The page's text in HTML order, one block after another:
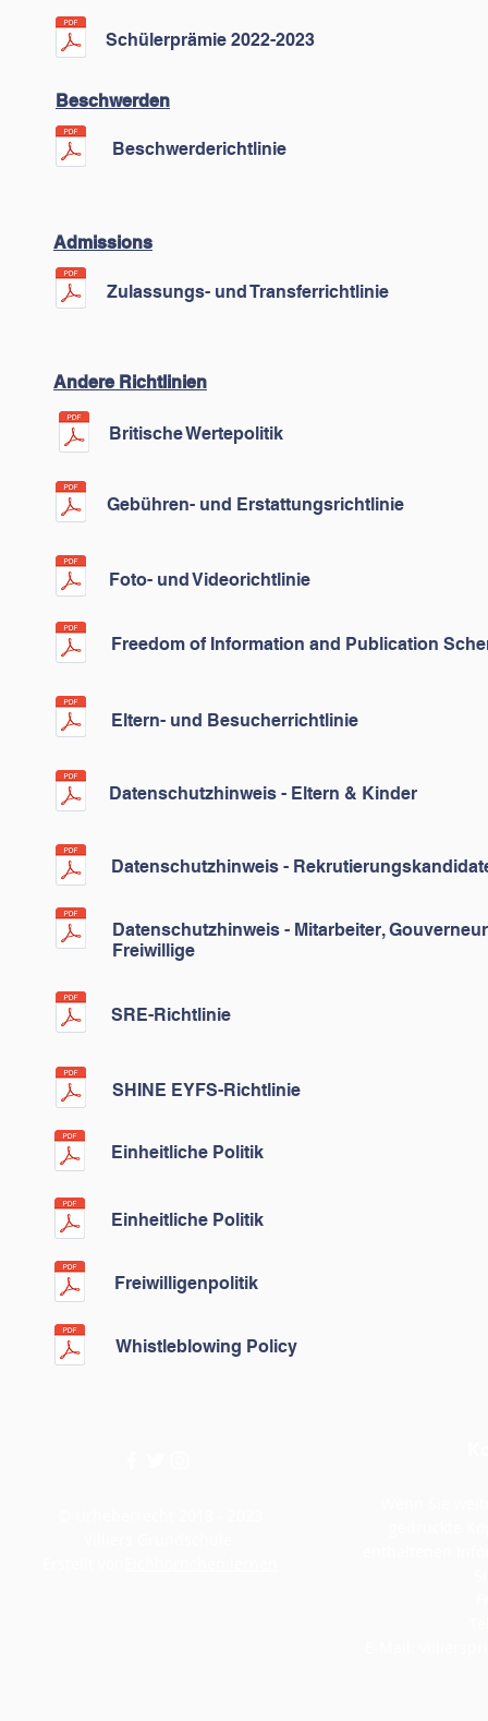
Schülerprämie 2022-2023
Beschwerden
Beschwerderichtlinie
Admissions
Zulassungs- und Transferrichtlinie
Andere Richtlinien
Britische Wertepolitik
Gebühren- und Erstattungsrichtlinie
Foto- und Videorichtlinie
Freedom of Information and Publication
Eltern- und Besucherrichtlinie
Datenschutzhinweis - Eltern & Kinder
Datenschutzhinweis -
Datenschutzhinweis - Mitarbeiter,
Freiwillige
SRE-Richtlinie
SHINE EYFS-Richtlinie
Einheitliche Politik
Einheitliche Politik
Freiwilligenpolitik
Whistleblowing Policy